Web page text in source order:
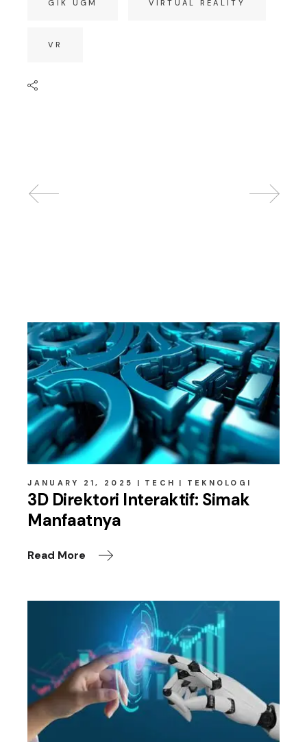
GIK UGM VIRTUAL REALITY
VR
JANUARY 21, 2025 TECH TEKNOLOGI
3D Direktori Interaktif: Simak
Manfaatnya
Read More